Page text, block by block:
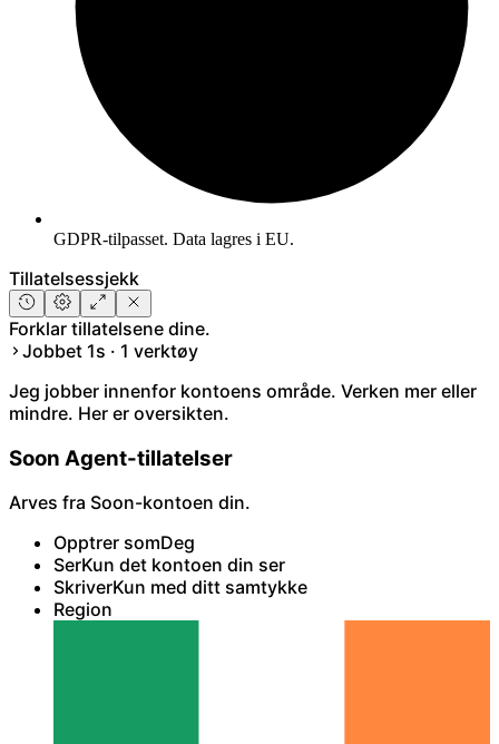
GDPR-tilpasset. Data lagres i EU.
Tillatelsessjekk
Forklar tillatelsene dine.
Jobbet 1s · 1 verktøy
Jeg jobber innenfor kontoens område. Verken mer eller
mindre. Her er oversikten.
Soon Agent-tillatelser
Arves fra Soon-kontoen din.
Opptrer somDeg
SerKun det kontoen din ser
SkriverKun med ditt samtykke
Region